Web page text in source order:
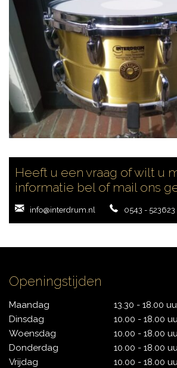
CONTACT
Heeft u een vraag of wilt u
informatie bel of mail ons
info@interdrum.nl 0543 - 523623
Openingstijden
Maandag
Dinsdag
Woensdag
Donderdag
Vrijdag
13.30 - 18.00
10.00 - 18.00
10.00 - 18.00
10.00 - 18.00
10.00 - 18.00